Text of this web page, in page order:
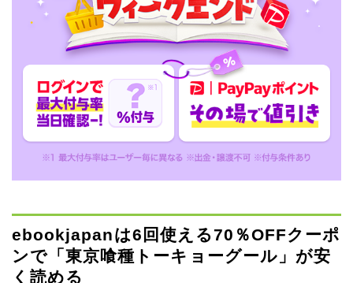
ebookjapanは6回使える70％OFFクーポ
ンで「東京喰種トーキョーグール」が安
く読める